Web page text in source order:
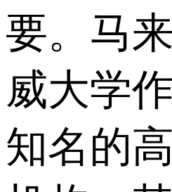
要。马
威大学
知名的